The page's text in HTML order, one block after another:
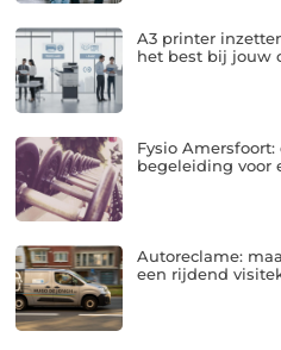
A3 printer
het best bij jouw
Fysio
begeleiding voor
Autoreclame:
een rijdend